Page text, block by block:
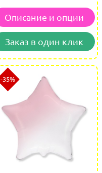
Описание и опции
Заказ в один клик
-35%